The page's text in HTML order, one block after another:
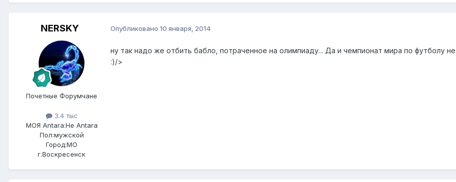
NERSKY
Почетные Форумчане
3.4 тыс
МОЯ Antara:Не Antara
Пол:мужской
Город:МО
г.Воскресенск
Опубликовано 10 января, 2014
ну так надо же отбить бабло, потраченное на олимпиаду... Да и чемпионат мира по футболу не
:)/>